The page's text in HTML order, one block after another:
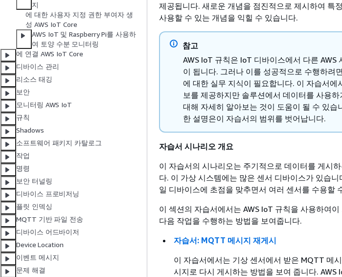
지
에 대한 사용자 지정 권한 부여자 생
성 AWS IoT Core
AWS IoT 및 Raspberry Pi를 사용하
여 토양 수분 모니터링
에 연결 AWS IoT Core
디바이스 관리
리소스 태깅
보안
모니터링 AWS IoT
규칙
Shadows
소프트웨어 패키지 카탈로그
작업
명령
보안 터널링
디바이스 프로비저닝
플릿 인덱싱
MQTT 기반 파일 전송
디바이스 어드바이저
Device Location
이벤트 메시지
문제 해결
제공됩니다. 새로운 개념을 점진적으로 제시하여 특
사용할 수 있는 개념을 익힐 수 있습니다.
참고
AWS IoT 규칙은 IoT 디바이스에서 다른
이 됩니다. 그러나 이를 성공적으로 수행하려
에 대한 실무 지식이 필요합니다. 이 자습서에
보를 제공하지만 솔루션에서 데이터를 사용
대해 자세히 알아보는 것이 도움이 될 수 있습
한 설명은이 자습서의 범위를 벗어납니다.
자습서 시나리오 개요
이 자습서의 시나리오는 주기적으로 데이터를 게시
다. 이 가상 시스템에는 많은 센서 디바이스가 있습
일 디바이스에 초점을 맞추면서 여러 센서를 수용할
이 섹션의 자습서에서는 AWS IoT 규칙을 사용하여
다음 작업을 수행하는 방법을 보여줍니다.
자습서: MQTT 메시지 재게시
이 자습서에서는 기상 센서에서 받은 MQTT 메
시지로 다시 게시하는 방법을 보여 줍니다. AWS